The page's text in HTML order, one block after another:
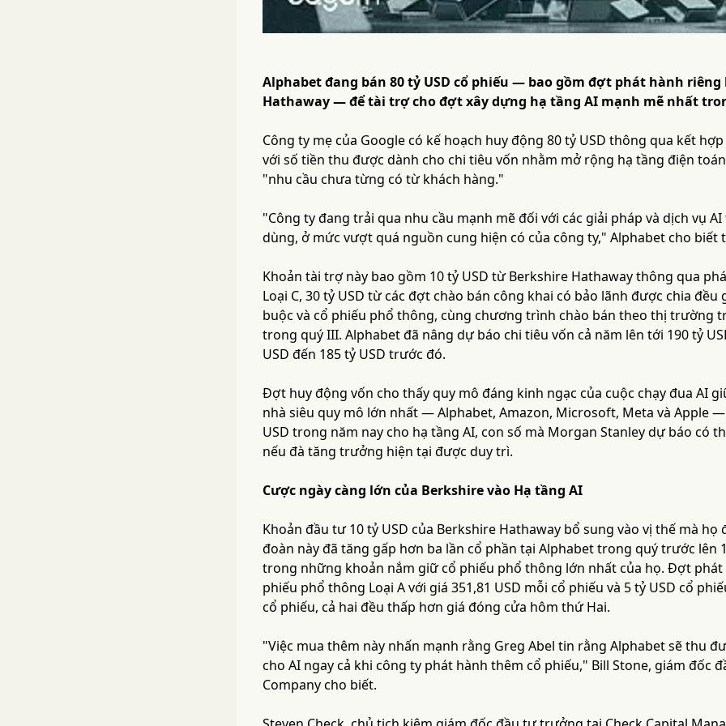
Alphabet đang bán 80 tỷ USD cổ phiếu — bao gồm đợt phát hành riêng
Hathaway — để tài trợ cho đợt xây dựng hạ tầng AI mạnh mẽ nhất
Công ty mẹ của Google có kế hoạch huy động 80 tỷ USD thông qua kết
với số tiền thu được dành cho chi tiêu vốn nhằm mở rộng hạ tầng điện
"nhu cầu chưa từng có từ khách hàng."
"Công ty đang trải qua nhu cầu mạnh mẽ đối với các giải pháp và dịch vụ
dùng, ở mức vượt quá nguồn cung hiện có của công ty," Alphabet cho
Khoản tài trợ này bao gồm 10 tỷ USD từ Berkshire Hathaway thông qua
Loại C, 30 tỷ USD từ các đợt chào bán công khai có bảo lãnh được chia
buộc và cổ phiếu phổ thông, cùng chương trình chào bán theo thị trường
trong quý III. Alphabet đã nâng dự báo chi tiêu vốn cả năm lên tới 190 tỷ
USD đến 185 tỷ USD trước đó.
Đợt huy động vốn cho thấy quy mô đáng kinh ngạc của cuộc chạy đua AI
nhà siêu quy mô lớn nhất — Alphabet, Amazon, Microsoft, Meta và Apple
USD trong năm nay cho hạ tầng AI, con số mà Morgan Stanley dự báo có
nếu đà tăng trưởng hiện tại được duy trì.
Cược ngày càng lớn của Berkshire vào Hạ tầng AI
Khoản đầu tư 10 tỷ USD của Berkshire Hathaway bổ sung vào vị thế mà họ
đoàn này đã tăng gấp hơn ba lần cổ phần tại Alphabet trong quý trước lên
trong những khoản nắm giữ cổ phiếu phổ thông lớn nhất của họ. Đợt phát
phiếu phổ thông Loại A với giá 351,81 USD mỗi cổ phiếu và 5 tỷ USD cổ
cổ phiếu, cả hai đều thấp hơn giá đóng cửa hôm thứ Hai.
"Việc mua thêm này nhấn mạnh rằng Greg Abel tin rằng Alphabet sẽ thu
cho AI ngay cả khi công ty phát hành thêm cổ phiếu," Bill Stone, giám đốc
Company cho biết.